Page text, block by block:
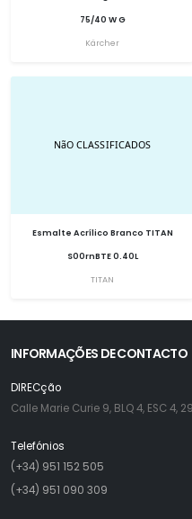
75/40 W G
Kärcher
Esmalte Acrílico Branco TITAN
S00rnBTE 0.40L
TITAN
INFORMAÇÕES DE CONTACTO
DIRECção
Calle Marie Curie 9, BLQ 4, ESC 4,
Telefónios
(+34) 951 152 505
(+34) 951 090 309